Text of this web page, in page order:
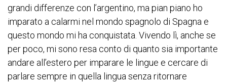
grandi differenze con l’argentino, ma pian piano ho
imparato a calarmi nel mondo spagnolo di Spagna e
questo mondo mi ha conquistata. Vivendo lì, anche se
per poco, mi sono resa conto di quanto sia importante
andare all’estero per imparare le lingue e cercare di
parlare sempre in quella lingua senza ritornare